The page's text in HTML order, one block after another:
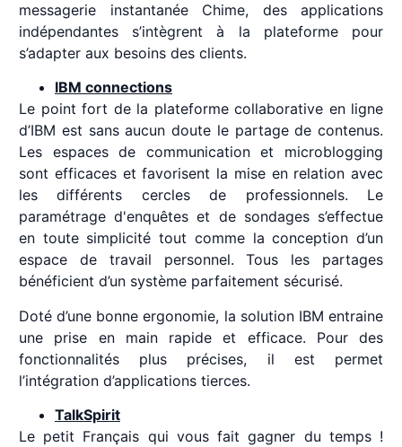
messagerie instantanée Chime, des applications
indépendantes s’intègrent à la plateforme pour
s’adapter aux besoins des clients.
IBM connections
Le point fort de la plateforme collaborative en ligne
d’IBM est sans aucun doute le partage de contenus.
Les espaces de communication et microblogging
sont efficaces et favorisent la mise en relation avec
les différents cercles de professionnels. Le
paramétrage d'enquêtes et de sondages s’effectue
en toute simplicité tout comme la conception d’un
espace de travail personnel. Tous les partages
bénéficient d’un système parfaitement sécurisé.
Doté d’une bonne ergonomie, la solution IBM entraine
une prise en main rapide et efficace. Pour des
fonctionnalités plus précises, il est permet
l’intégration d’applications tierces.
TalkSpirit
Le petit Français qui vous fait gagner du temps !